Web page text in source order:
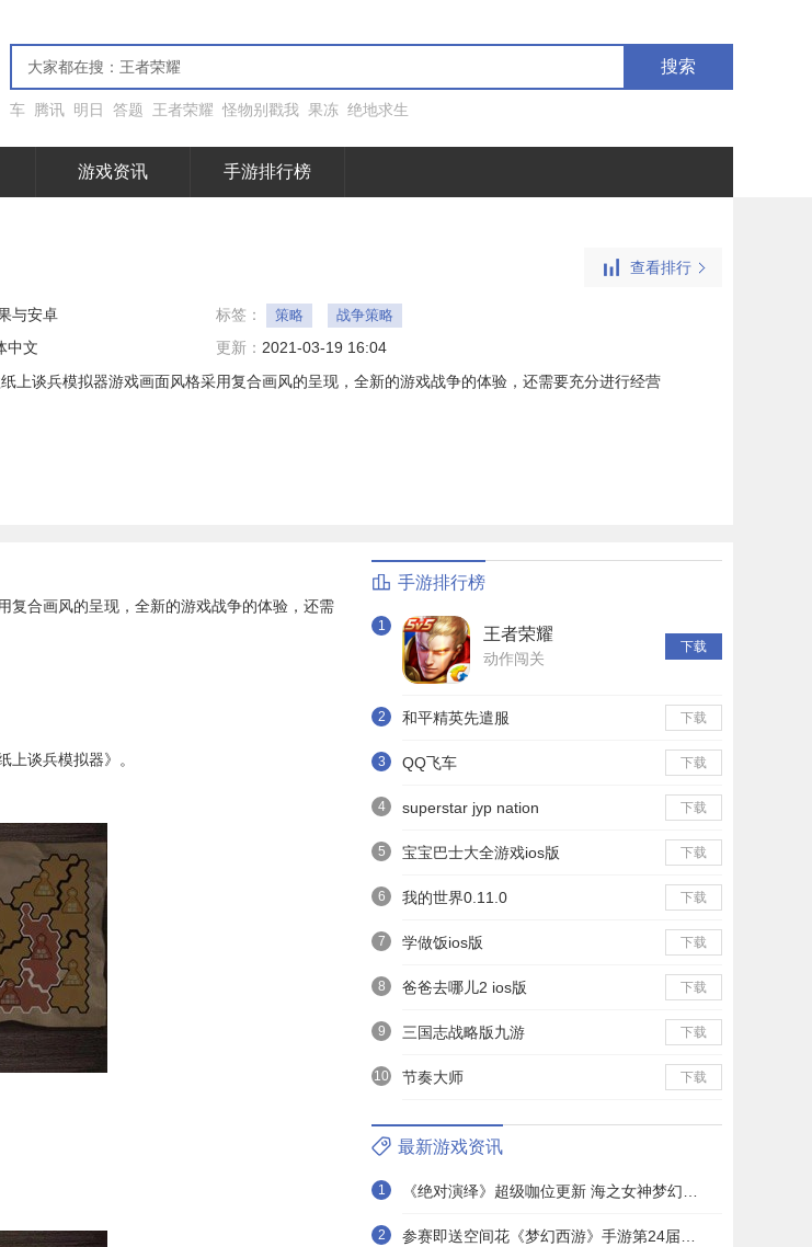
搜索
车 腾讯 明日 答题 王者荣耀 怪物别戳我 果冻 绝地求生
游戏资讯 手游排行榜
与安卓 标签： 策略 战争策略
中文 更新： 2021-03-19 16:04
上谈兵模拟器游戏画面风格采用复合画风的呈现，全新的游戏战争的体验，还需要充分进行经营
查看排行
合画风的呈现，全新的游戏战争的体验，还需
谈兵模拟器》。
手游排行榜
1 王者荣耀
动作闯关
下载
2 和平精英先遣服 下载
3 QQ飞车 下载
4 superstar jyp nation 下载
5 宝宝巴士大全游戏ios版 下载
6 我的世界0.11.0 下载
7 学做饭ios版 下载
8 爸爸去哪儿2 ios版 下载
9 三国志战略版九游 下载
10 节奏大师 下载
最新游戏资讯
1
2